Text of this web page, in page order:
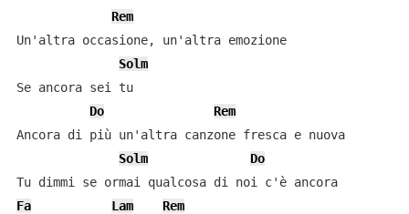
Rem
Un'altra occasione, un'altra emozione
Solm
Se ancora sei tu
Do
Rem
Ancora di più un'altra canzone fresca e nuova
Solm
Do
Tu dimmi se ormai qualcosa di noi c'è ancora
Fa
Lam
Rem